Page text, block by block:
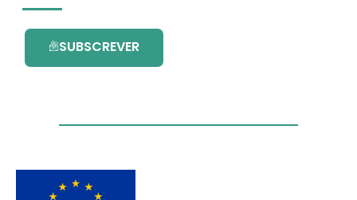
SUBSCREVER